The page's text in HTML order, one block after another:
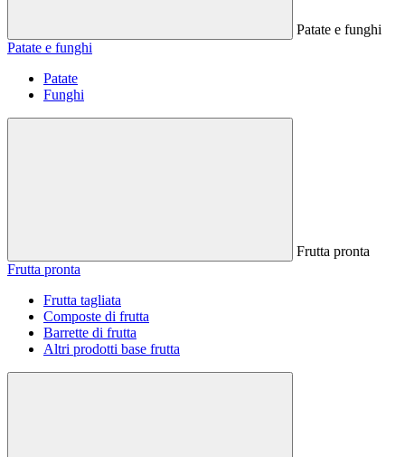
Patate e funghi
Patate e funghi
Patate
Funghi
Frutta pronta
Frutta pronta
Frutta tagliata
Composte di frutta
Barrette di frutta
Altri prodotti base frutta